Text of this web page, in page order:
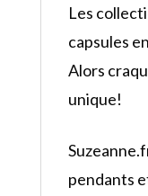
Les
capsules
Alors
unique!
pendants